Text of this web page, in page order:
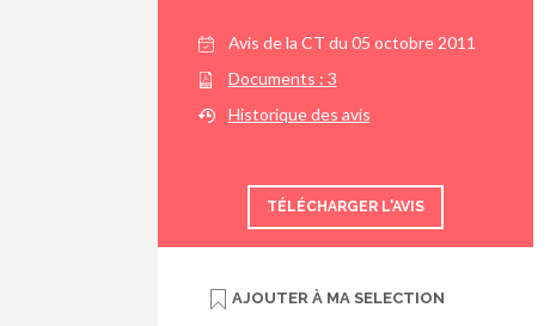
Avis de la CT du 05 octobre 2011
Documents : 3
Historique des avis
TÉLÉCHARGER L'AVIS
AJOUTER À MA SELECTION